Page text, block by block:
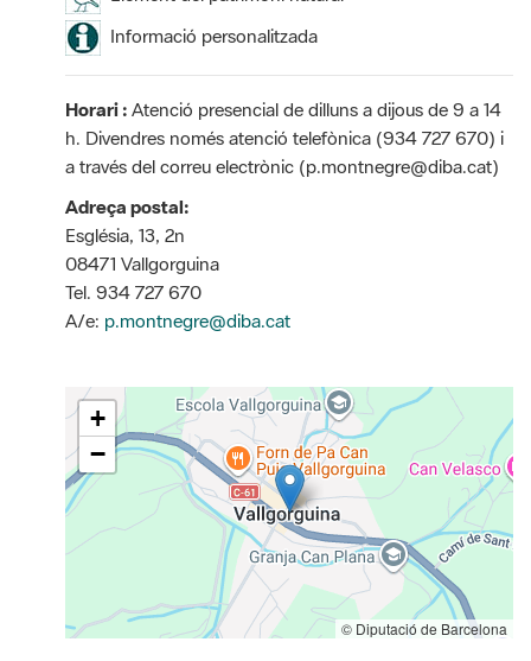
Informació personalitzada
Horari : Atenció presencial de dilluns a dijous de 9 a 14
h. Divendres només atenció telefònica (934 727 670) i
a través del correu electrònic (p.montnegre@diba.cat)
Adreça postal:
Església, 13, 2n
08471 Vallgorguina
Tel. 934 727 670
A/e: p.montnegre@diba.cat
+
−
© Diputació de Barcelona